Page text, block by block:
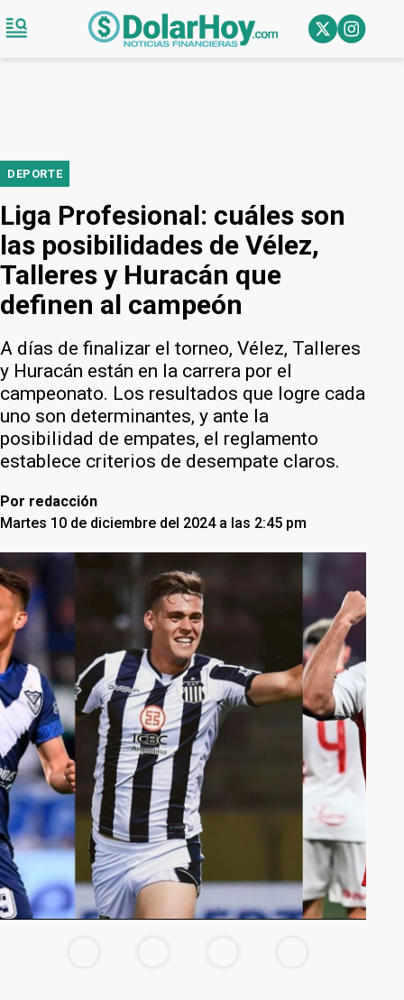
DEPORTE
Liga Profesional: cuáles son
las posibilidades de Vélez,
Talleres y Huracán que
definen al campeón
A días de finalizar el torneo, Vélez, Talleres
y Huracán están en la carrera por el
campeonato. Los resultados que logre cada
uno son determinantes, y ante la
posibilidad de empates, el reglamento
establece criterios de desempate claros.
Por redacción
Martes 10 de diciembre del 2024 a las 2:45 pm